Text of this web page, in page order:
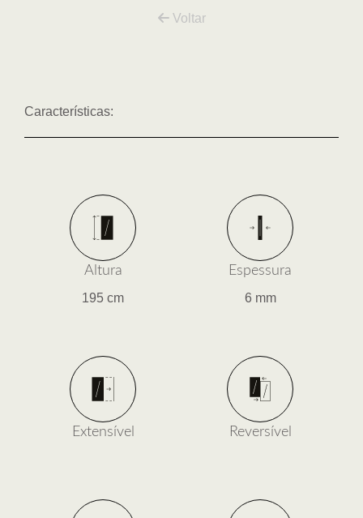
Voltar
Características:
Altura
195 cm
Espessura
6 mm
Extensível Reversível